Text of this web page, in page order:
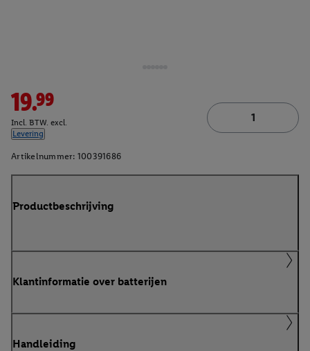
19.99
Incl. BTW. excl.
Levering
Artikelnummer: 100391686
Productbeschrijving
Klantinformatie over batterijen
Handleiding